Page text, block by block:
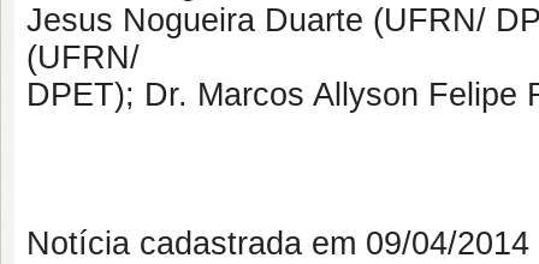
Jesus Nogueira Duarte (UFRN/
(UFRN/
DPET); Dr. Marcos Allyson Felipe
Notícia cadastrada em 09/04/